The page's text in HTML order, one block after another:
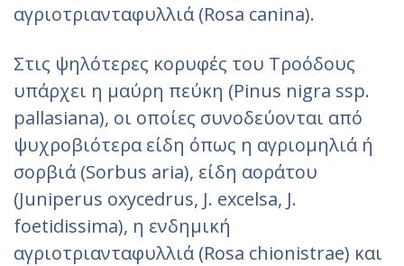
αγριοτριανταφυλλιά (Rosa canina).
Στις ψηλότερες κορυφές του Τροόδους
υπάρχει η μαύρη πεύκη (Pinus nigra ssp.
pallasiana), οι οποίες συνοδεύονται από
ψυχροβιότερα είδη όπως η αγριομηλιά ή
σορβιά (Sorbus aria), είδη αοράτου
(Juniperus oxycedrus, J. excelsa, J.
foetidissima), η ενδημική
αγριοτριανταφυλλιά (Rosa chionistrae) και